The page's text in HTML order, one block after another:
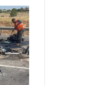
حادث
مؤلم
يودي
بحياة
3
أشخاص
في